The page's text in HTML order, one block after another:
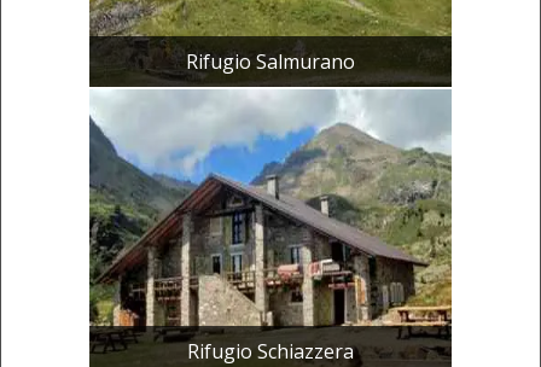
Rifugio Salmurano
Rifugio Schiazzera